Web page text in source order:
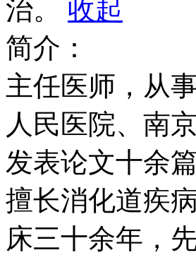
治。
收起
简介：
主任医师，从
人民医院、南
发表论文十余
擅长消化道疾
床三十余年，